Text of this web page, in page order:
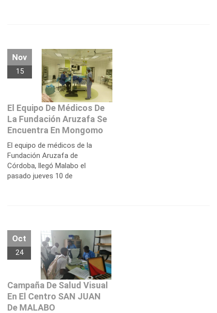
Nov
15
El Equipo De Médicos De
La Fundación Aruzafa Se
Encuentra En Mongomo
El equipo de médicos de la
Fundación Aruzafa de
Córdoba, llegó Malabo el
pasado jueves 10 de
Oct
24
Campaña De Salud Visual
En El Centro SAN JUAN
De MALABO